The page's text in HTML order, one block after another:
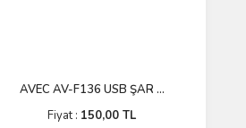
AVEC AV-F136 USB ŞAR ...
Fiyat : 150,00 TL